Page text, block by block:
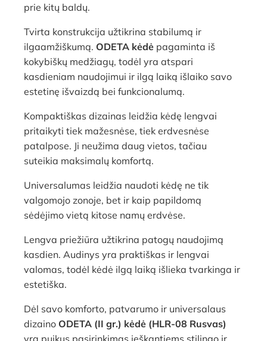
prie kitų baldų.
Tvirta konstrukcija užtikrina stabilumą ir
ilgaamžiškumą. ODETA kėdė pagaminta iš
kokybiškų medžiagų, todėl yra atspari
kasdieniam naudojimui ir ilgą laiką išlaiko savo
estetinę išvaizdą bei funkcionalumą.
Kompaktiškas dizainas leidžia kėdę lengvai
pritaikyti tiek mažesnėse, tiek erdvesnėse
patalpose. Ji neužima daug vietos, tačiau
suteikia maksimalų komfortą.
Universalumas leidžia naudoti kėdę ne tik
valgomojo zonoje, bet ir kaip papildomą
sėdėjimo vietą kitose namų erdvėse.
Lengva priežiūra užtikrina patogų naudojimą
kasdien. Audinys yra praktiškas ir lengvai
valomas, todėl kėdė ilgą laiką išlieka tvarkinga ir
estetiška.
Dėl savo komforto, patvarumo ir universalaus
dizaino ODETA (II gr.) kėdė (HLR-08 Rusvas)